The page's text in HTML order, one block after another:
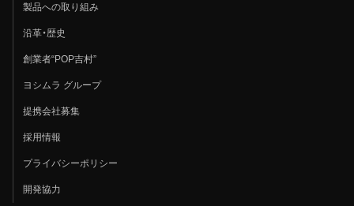
製品への取り組み
沿革・歴史
創業者“POP吉村”
ヨシムラ グループ
提携会社募集
採用情報
プライバシーポリシー
開発協力